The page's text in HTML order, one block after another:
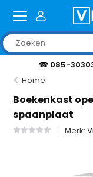
☎ 085-
Home
Boekenkast
spaanplaat
Merk: